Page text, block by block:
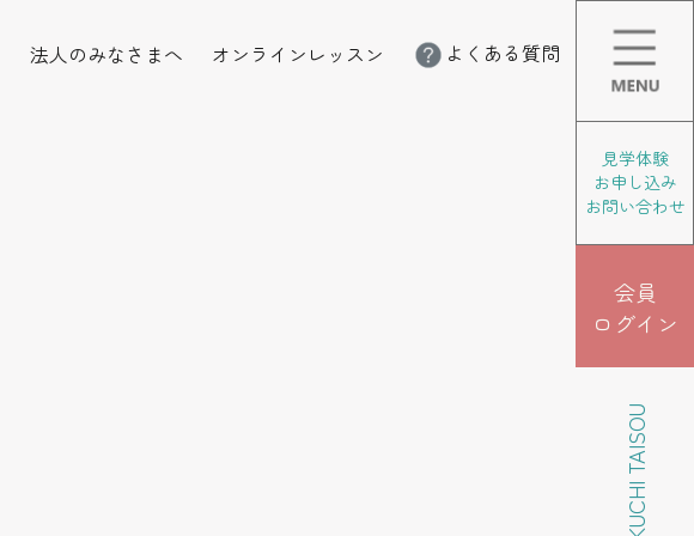
見学体験
お申し込み
お問い合わせ
会員
ログイン
KIKUCHI TAISOU
法人のみなさまへ オンラインレッスン よくある質問